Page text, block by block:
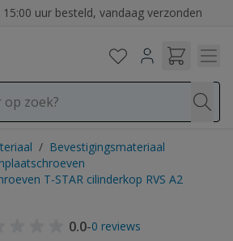
uur besteld, vandaag verzonden
/ Bevestigingsmateriaal
T-STAR cilinderkop RVS A2
0.0-0 reviews